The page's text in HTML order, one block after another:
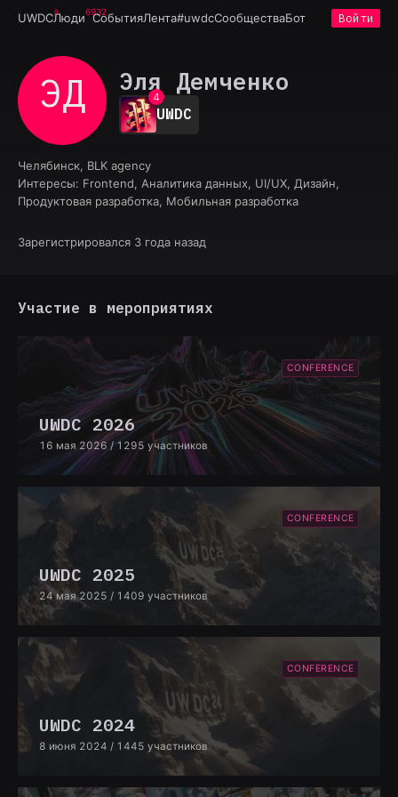
UWDCЛюди6932
СобытияЛента#uwdcСообществаБот Войти
ЭД Эля Демченко
0
3
4
5
6
9
UWDC
Челябинск, BLK agency
Интересы: Frontend, Аналитика данных, UI/UX, Дизайн,
Продуктовая разработка, Мобильная разработка
Зарегистрировался 3 года назад
Участие в мероприятиях
CONFERENCE
UWDC 2026
16 мая 2026 / 1295 участников
CONFERENCE
UWDC 2025
24 мая 2025 / 1409 участников
CONFERENCE
UWDC 2024
8 июня 2024 / 1445 участников